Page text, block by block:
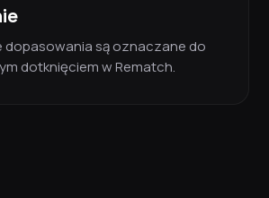
dopasowania są oznaczane do
dotknięciem w Rematch.